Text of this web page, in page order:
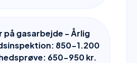
på gasarbejde - Årlig
850-1.200
650-950 kr.